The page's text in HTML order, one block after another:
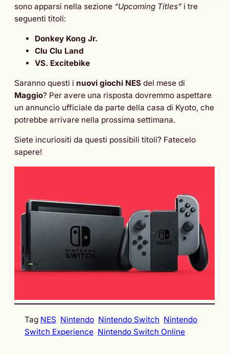
sono apparsi nella sezione “Upcoming Titles” i tre
seguenti titoli:
Donkey Kong Jr.
Clu Clu Land
VS. Excitebike
Saranno questi i nuovi giochi NES del mese di
Maggio? Per avere una risposta dovremmo aspettare
un annuncio ufficiale da parte della casa di Kyoto, che
potrebbe arrivare nella prossima settimana.
Siete incuriositi da questi possibili titoli? Fatecelo
sapere!
Tag NES Nintendo Nintendo Switch Nintendo
Switch Experience Nintendo Switch Online